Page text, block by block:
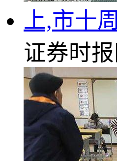
上,市十
证券时报